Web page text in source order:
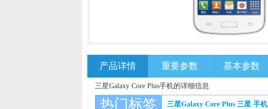
产品详情 重要参数 基本参数
三星Galaxy Core Plus手机的详细信息
热门标签 三星Galaxy Core Plus 三星 手机